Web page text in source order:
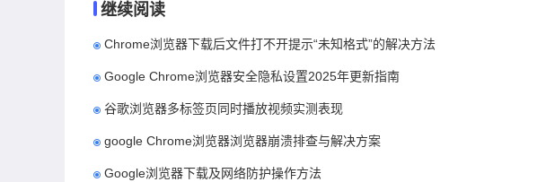
继续阅读
Chrome浏览器下载后文件打不开提示“未知格式”的解决方法
Google Chrome浏览器安全隐私设置2025年更新指南
谷歌浏览器多标签页同时播放视频实测表现
google Chrome浏览器浏览器崩溃排查与解决方案
Google浏览器下载及网络防护操作方法